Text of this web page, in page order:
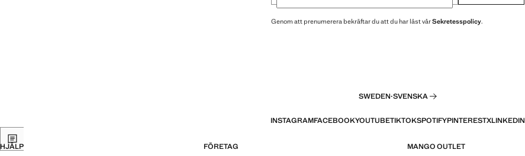
Genom att prenumerera bekräftar du att du har läst vårSekretesspolicy.
SWEDEN·SVENSKA
INSTAGRAMFACEBOOKYOUTUBETIKTOKSPOTIFYPINTERESTXLINKEDIN
HJÄLP FÖRETAG MANGO OUTLET